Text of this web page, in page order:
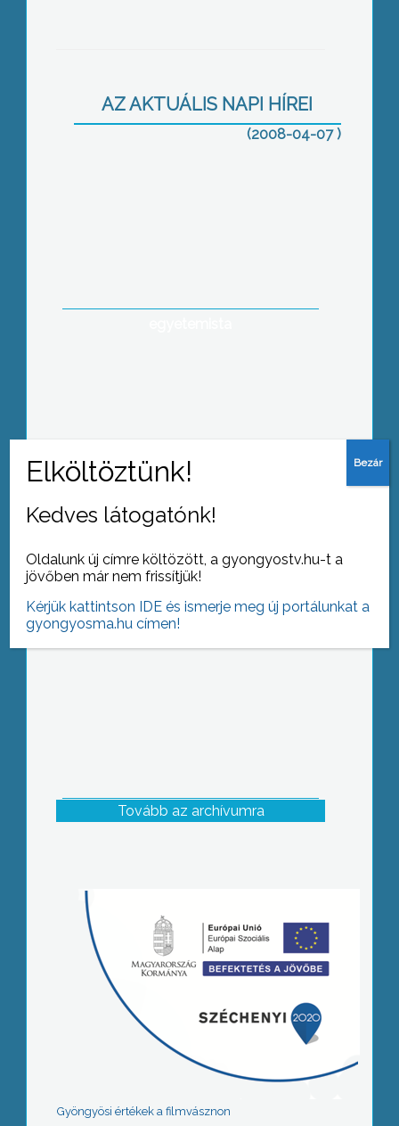
AZ AKTUÁLIS NAPI HÍREI
(2008-04-07 )
Tamás felvidéki származású
vasutasok
Tovább az archívumra
Gyöngyösi értékek a filmvásznon
Kedves látogatónk!
Oldalunk új címre költözött, a gyongyostv.hu-t a
jövőben már nem frissítjük!
Kérjük kattintson IDE és ismerje meg új portálunkat a
gyongyosma.hu címen!